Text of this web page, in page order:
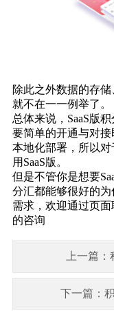
除此之外数据的存
就不在一一例举了。
总体来说，SaaS版
要简单的开通与对
本地化部署，所以
用SaaS版。
但是不管你是想要
分汇都能够很好的为
需求，欢迎通过页
的咨询
上一篇
下一篇：